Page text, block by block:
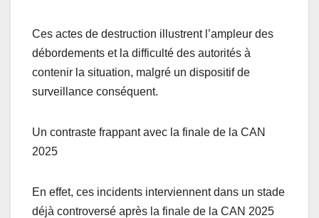
Ces actes de destruction illustrent l’ampleur des
débordements et la difficulté des autorités à
contenir la situation, malgré un dispositif de
surveillance conséquent.
Un contraste frappant avec la finale de la CAN
2025
En effet, ces incidents interviennent dans un stade
déjà controversé après la finale de la CAN 2025